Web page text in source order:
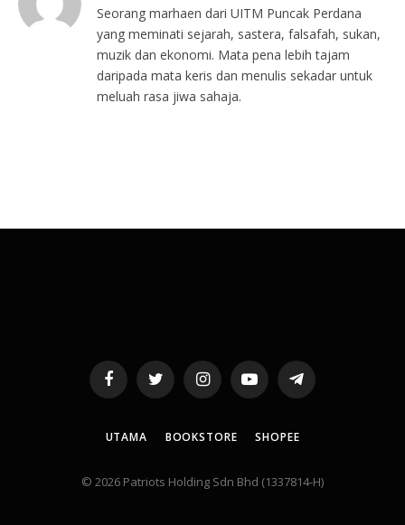
Seorang marhaen dari UITM Puncak Perdana
yang meminati sejarah, sastera, falsafah, sukan,
muzik dan ekonomi. Mata pena lebih tajam
daripada mata keris dan menulis sekadar untuk
meluah rasa jiwa sahaja.
FacebookTwitter InstagramYouTubeTelegram
UTAMA BOOKSTORE SHOPEE
© 2026 Patriots Holding Sdn Bhd (1337814-H)